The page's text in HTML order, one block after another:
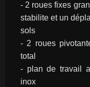
- 2 roues fixes
stabilite et un
sols
- 2 roues
total
- plan de travail
inox